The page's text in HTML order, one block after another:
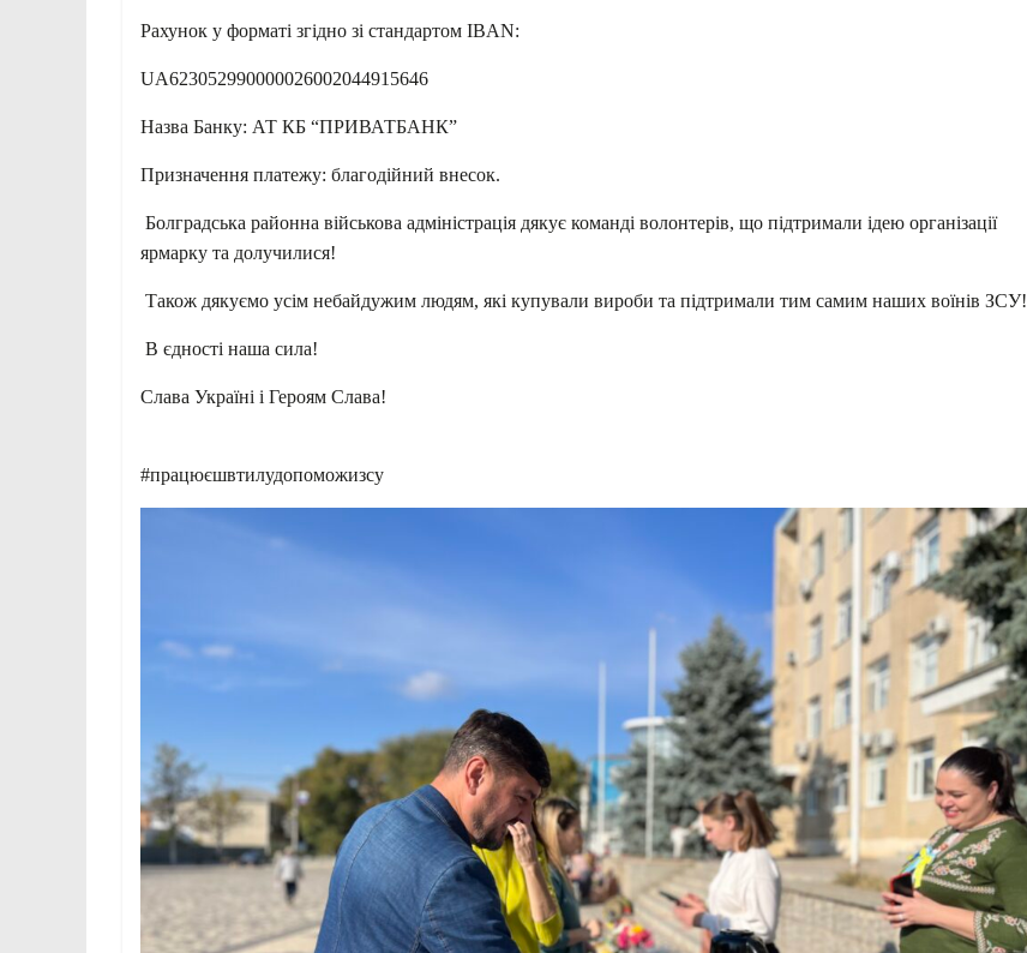
Рахунок у форматі згідно зі стандартом IBAN:
UA623052990000026002044915646
Назва Банку: АТ КБ “ПРИВАТБАНК”
Призначення платежу: благодійний внесок.
Болградська районна військова адміністрація дякує команді волонтерів, що підтримали ідею організації
ярмарку та долучилися!
Також дякуємо усім небайдужим людям, які купували вироби та підтримали тим самим наших воїнів ЗСУ!
В єдності наша сила!
Слава Україні і Героям Слава!
#працюєшвтилудопоможизсу